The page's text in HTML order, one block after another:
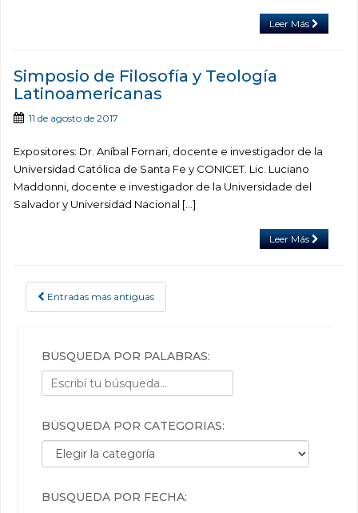
Leer Más
Simposio de Filosofía y Teología
Latinoamericanas
11 de agosto de 2017
Expositores: Dr. Aníbal Fornari, docente e investigador de la
Universidad Católica de Santa Fe y CONICET. Lic. Luciano
Maddonni, docente e investigador de la Universidade del
Salvador y Universidad Nacional […]
Leer Más
POSTS NAVIGATION
Entradas más antiguas
BÚSQUEDA POR PALABRAS:
BÚSQUEDA POR CATEGORÍAS:
Búsqueda por categorías:
BÚSQUEDA POR FECHA: